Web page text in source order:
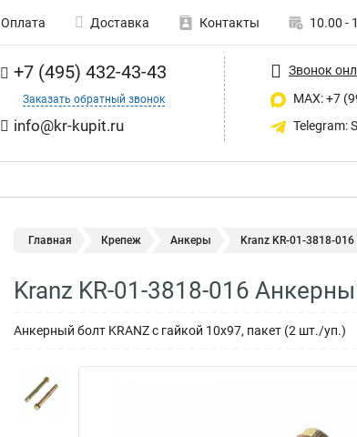
Оплата Доставка Контакты 10.00 -
+7 (495) 432-43-43
Заказать обратный звонок
info@kr-kupit.ru
Звонок
MAX: +7
Telegram:
Главная Крепеж Анкеры Kranz KR-01-3818-
Kranz KR-01-3818-016
Анкерный болт KRANZ с гайкой 10х97, пакет (2 шт./уп.)